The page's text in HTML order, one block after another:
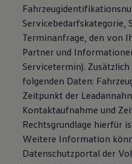
Servicebedarfskategorie,
Terminanfrage, den von
Partner und
Servicetermin).
folgenden Daten:
Zeitpunkt der
Kontaktaufnahme und
Rechtsgrundlage hierfür
Weitere Information
Datenschutzportal der